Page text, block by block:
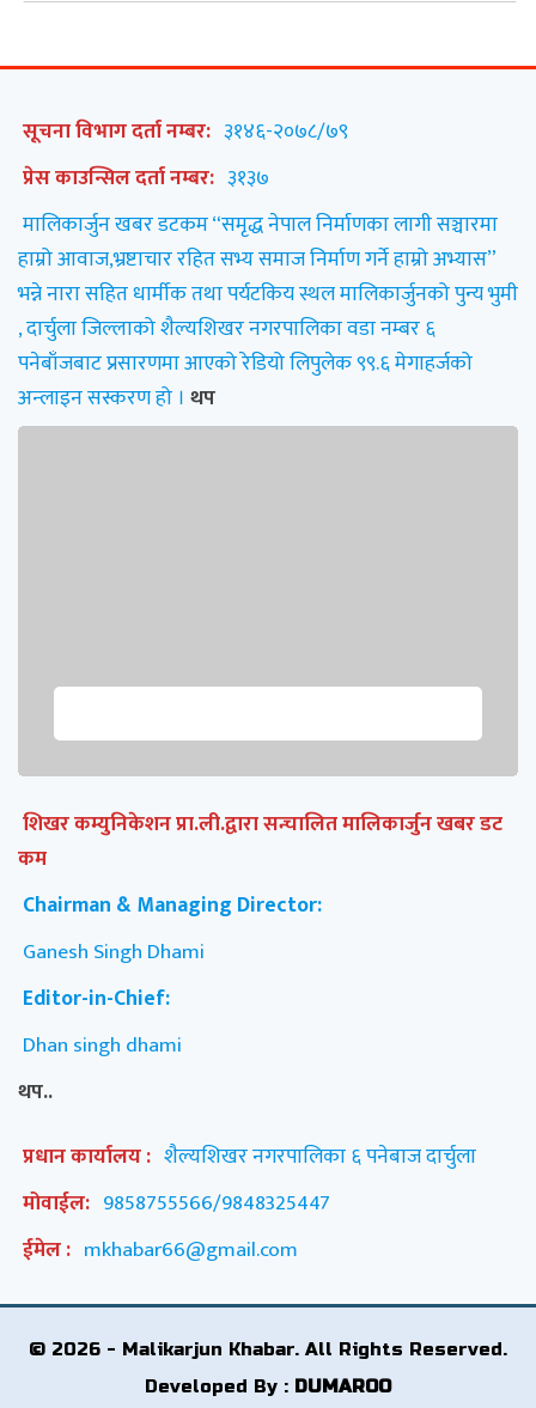
सूचना विभाग दर्ता नम्बर: ३१४६-२०७८/७९
प्रेस काउन्सिल दर्ता नम्बर: ३१३७
मालिकार्जुन खबर डटकम “समृद्ध नेपाल निर्माणका लागी सञ्चारमा
हाम्रो आवाज,भ्रष्टाचार रहित सभ्य समाज निर्माण गर्ने हाम्रो अभ्यास”
भन्ने नारा सहित धार्मीक तथा पर्यटकिय स्थल मालिकार्जुनको पुन्य भुमी
, दार्चुला जिल्लाको शैल्यशिखर नगरपालिका वडा नम्बर ६
पनेबाँजबाट प्रसारणमा आएको रेडियो लिपुलेक ९९.६ मेगाहर्जको
अन्लाइन सस्करण हो । थप
शिखर कम्युनिकेशन प्रा.ली.द्वारा सन्चालित मालिकार्जुन खबर डट
कम
Chairman & Managing Director:
Ganesh Singh Dhami
Editor-in-Chief:
Dhan singh dhami
थप..
प्रधान कार्यालय : शैल्यशिखर नगरपालिका ६ पनेबाज दार्चुला
मोवाईल: 9858755566/9848325447
ईमेल : mkhabar66@gmail.com
© 2026 - Malikarjun Khabar. All Rights Reserved.
Developed By : DUMAROO